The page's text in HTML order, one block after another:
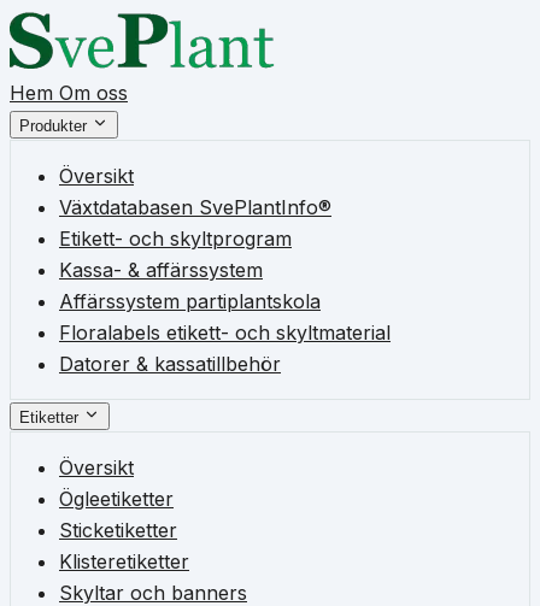
Hem Om oss
Produkter
Översikt
Växtdatabasen SvePlantInfo®
Etikett- och skyltprogram
Kassa- & affärssystem
Affärssystem partiplantskola
Floralabels etikett- och skyltmaterial
Datorer & kassatillbehör
Etiketter
Översikt
Ögleetiketter
Sticketiketter
Klisteretiketter
Skyltar och banners